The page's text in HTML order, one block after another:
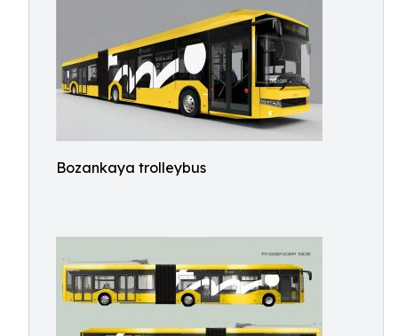
Bozankaya trolleybus